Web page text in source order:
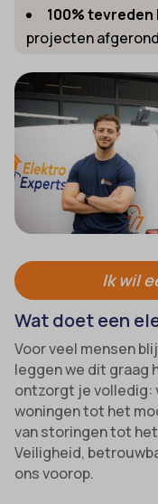
100%
projecten
Ik wil
Wat doet een
Voor veel mensen
leggen we dit graag
ontzorgt je volledig:
woningen tot het
van storingen tot
Veiligheid,
ons voorop.